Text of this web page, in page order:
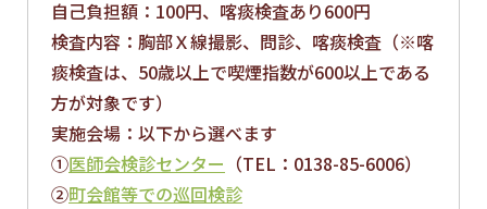
自己負担額：100円、喀痰検査あり600円
検査内容：胸部Ｘ線撮影、問診、喀痰検査（※喀
痰検査は、50歳以上で喫煙指数が600以上である
方が対象です）
実施会場：以下から選べます
①医師会検診センター （TEL：0138-85-6006）
②町会館等での巡回検診